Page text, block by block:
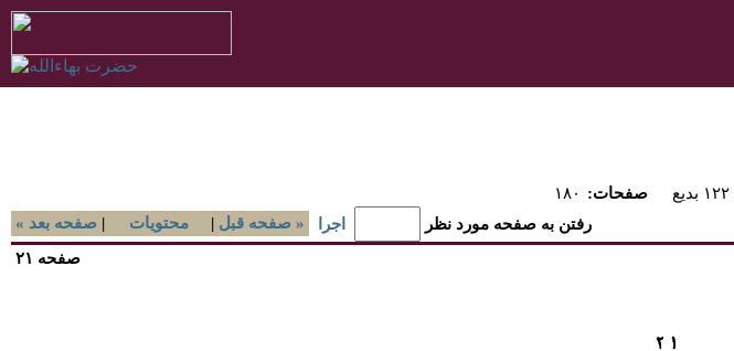
۱۸۰ :صفحات
« صفحه بعد | محتويات | صفحه قبل » رفتن به صفحه مورد نظر اجرا